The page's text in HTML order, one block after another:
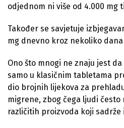
odjednom ni više od 4.000 mg
Također se savjetuje
mg dnevno kroz nekoliko
Ono što mnogi ne znaju jest
samo u klasičnim tabletama
dio brojnih lijekova za
migrene, zbog čega ljudi često
različitih proizvoda koji sadrže